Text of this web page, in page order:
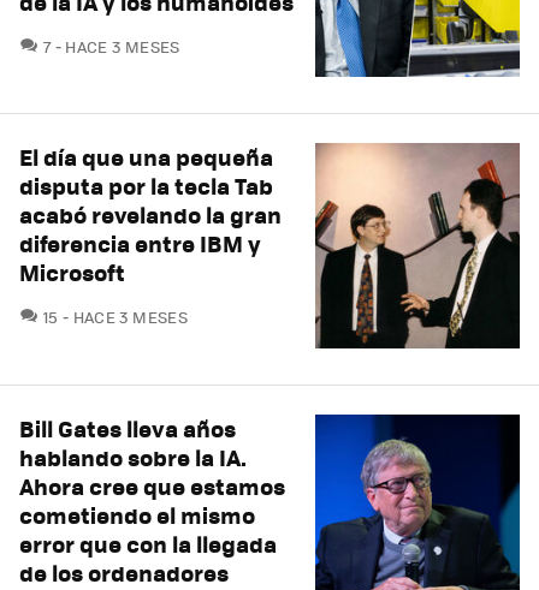
7COMENTARIOS
HACE 3 MESES
El día que una pequeña
disputa por la tecla Tab
acabó revelando la gran
diferencia entre IBM y
Microsoft
15 COMENTARIOS
HACE 3 MESES
Bill Gates lleva años
hablando sobre la IA.
Ahora cree que estamos
cometiendo el mismo
error que con la llegada
de los ordenadores